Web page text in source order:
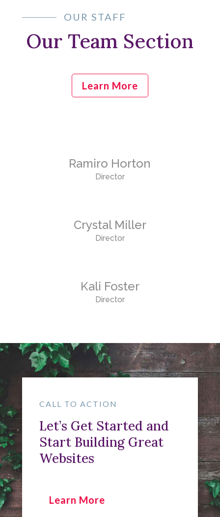
OUR STAFF
Our Team Section
Learn More
Ramiro Horton
Director
Crystal Miller
Director
Kali Foster
Director
CALL TO ACTION
Let’s Get Started and
Start Building Great
Websites
Learn More